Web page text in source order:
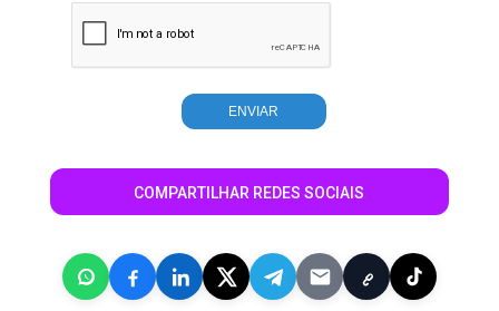
COMPARTILHAR REDES SOCIAIS